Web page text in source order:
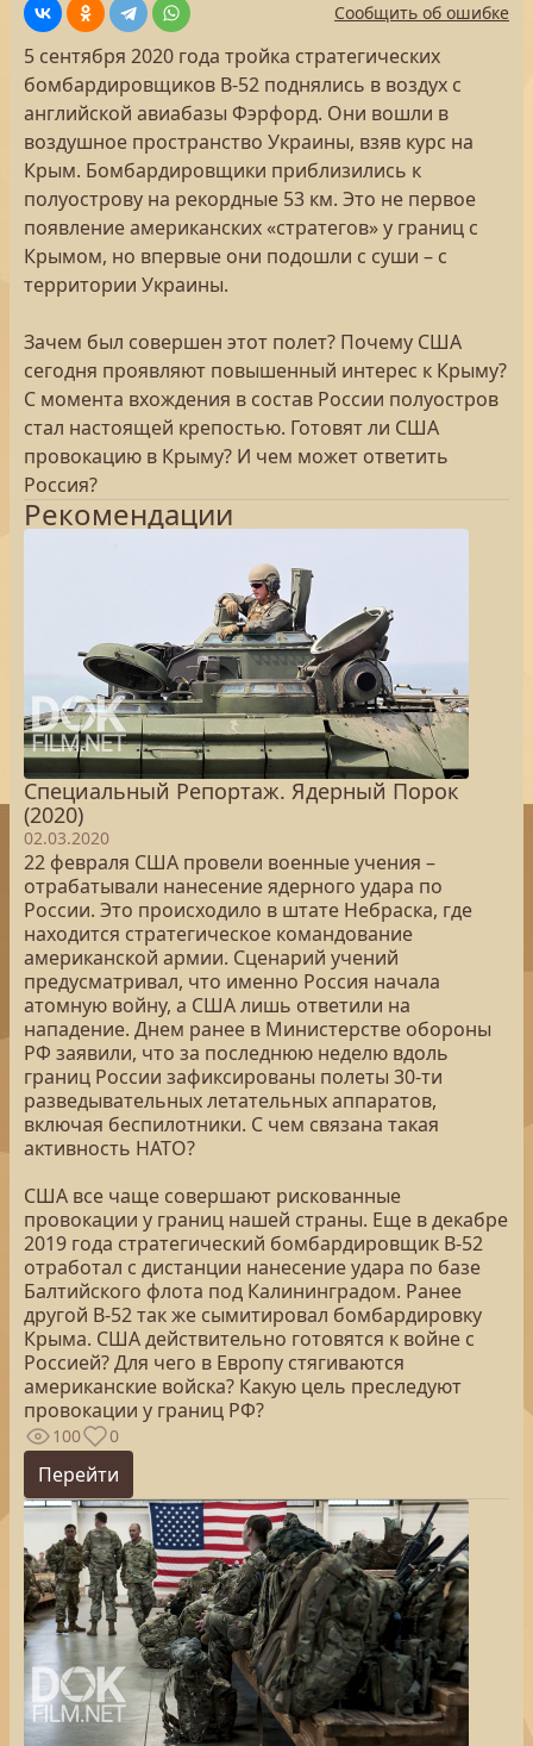
Сообщить об ошибке
5 сентября 2020 года тройка стратегических
бомбардировщиков B-52 поднялись в воздух с
английской авиабазы Фэрфорд. Они вошли в
воздушное пространство Украины, взяв курс на
Крым. Бомбардировщики приблизились к
полуострову на рекордные 53 км. Это не первое
появление американских «стратегов» у границ с
Крымом, но впервые они подошли с суши – с
территории Украины.
Зачем был совершен этот полет? Почему США
сегодня проявляют повышенный интерес к Крыму?
С момента вхождения в состав России полуостров
стал настоящей крепостью. Готовят ли США
провокацию в Крыму? И чем может ответить
Россия?
Рекомендации
Специальный Репортаж. Ядерный Порок
(2020)
02.03.2020
22 февраля США провели военные учения –
отрабатывали нанесение ядерного удара по
России. Это происходило в штате Небраска, где
находится стратегическое командование
американской армии. Сценарий учений
предусматривал, что именно Россия начала
атомную войну, а США лишь ответили на
нападение. Днем ранее в Министерстве обороны
РФ заявили, что за последнюю неделю вдоль
границ России зафиксированы полеты 30-ти
разведывательных летательных аппаратов,
включая беспилотники. С чем связана такая
активность НАТО?
США все чаще совершают рискованные
провокации у границ нашей страны. Еще в декабре
2019 года стратегический бомбардировщик B-52
отработал с дистанции нанесение удара по базе
Балтийского флота под Калининградом. Ранее
другой B-52 так же сымитировал бомбардировку
Крыма. США действительно готовятся к войне с
Россией? Для чего в Европу стягиваются
американские войска? Какую цель преследуют
провокации у границ РФ?
100 0
Перейти